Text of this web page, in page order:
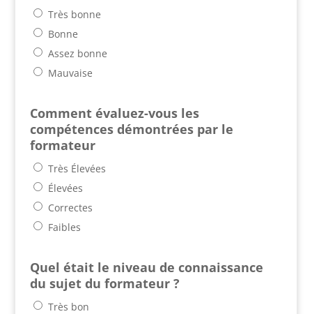
Très bonne
Bonne
Assez bonne
Mauvaise
Comment évaluez-vous les
compétences démontrées par le
formateur
Très Élevées
Élevées
Correctes
Faibles
Quel était le niveau de connaissance
du sujet du formateur ?
Très bon